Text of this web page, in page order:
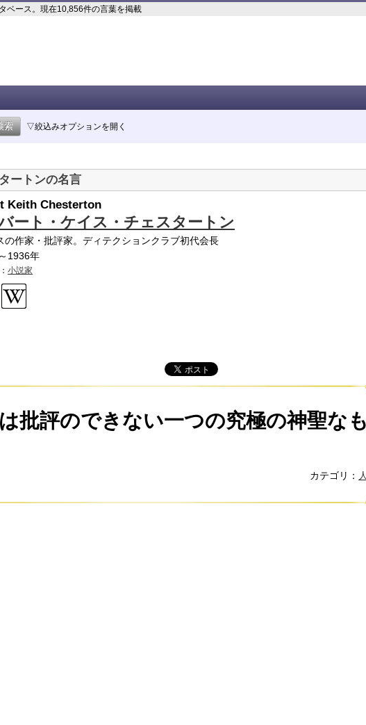
ベース。現在10,856件の言葉を掲載
▽絞込みオプションを開く
ートンの名言
Keith Chesterton
ート・ケイス・チェスタートン
の作家・批評家。ディテクションクラブ初代会長
1936年
小説家
批評のできない一つの究極の神聖なも
カテゴリ：